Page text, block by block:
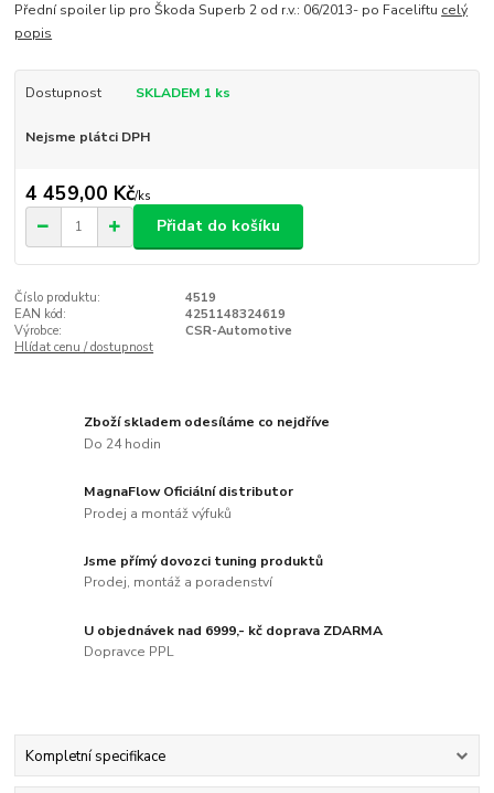
Přední spoiler lip pro Škoda Superb 2 od r.v.: 06/2013- po Faceliftu celý
popis
Dostupnost SKLADEM 1 ks
Nejsme plátci DPH
4 459,00 Kč/ks
Přidat do košíku
Číslo produktu:
4519
EAN kód:
4251148324619
Výrobce:
CSR-Automotive
Hlídat cenu / dostupnost
Zboží skladem odesíláme co nejdříve
Do 24 hodin
MagnaFlow Oficiální distributor
Prodej a montáž výfuků
Jsme přímý dovozci tuning produktů
Prodej, montáž a poradenství
U objednávek nad 6999,- kč doprava ZDARMA
Dopravce PPL
Kompletní specifikace